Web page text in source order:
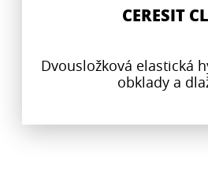
CERESIT
Dvousložková elastická
obklady a